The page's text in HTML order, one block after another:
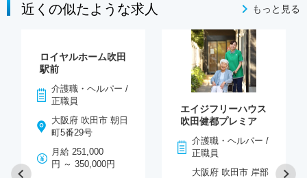
近くの似たような求人 もっと見る
ロイヤルホーム吹田
駅前
介護職・ヘルパー /
正職員
大阪府 吹田市 朝日
町5番29号
月給 251,000
円 ～ 350,000円
エイジフリーハウス
吹田健都プレミア
介護職・ヘルパー /
正職員
大阪府 吹田市 岸部